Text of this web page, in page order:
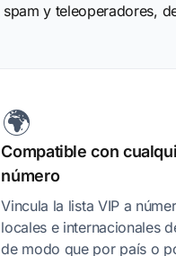
y teleoperadores,
🌍
Compatible con
número
Vincula la lista VIP a
locales e internacionales
de modo que por país o